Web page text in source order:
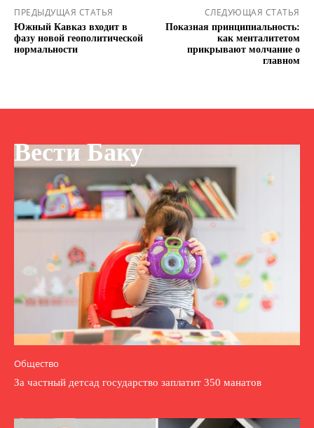
ПРЕДЫДУЩАЯ СТАТЬЯ
Южный Кавказ входит в
фазу новой геополитической
нормальности
СЛЕДУЮЩАЯ СТАТЬЯ
Показная принципиальность:
как менталитетом
прикрывают молчание о
главном
Вести Баку
Общество
За частный детсад государство заплатит 350 манатов